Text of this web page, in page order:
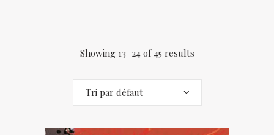
Showing 13–24 of 45 results
Tri par défaut